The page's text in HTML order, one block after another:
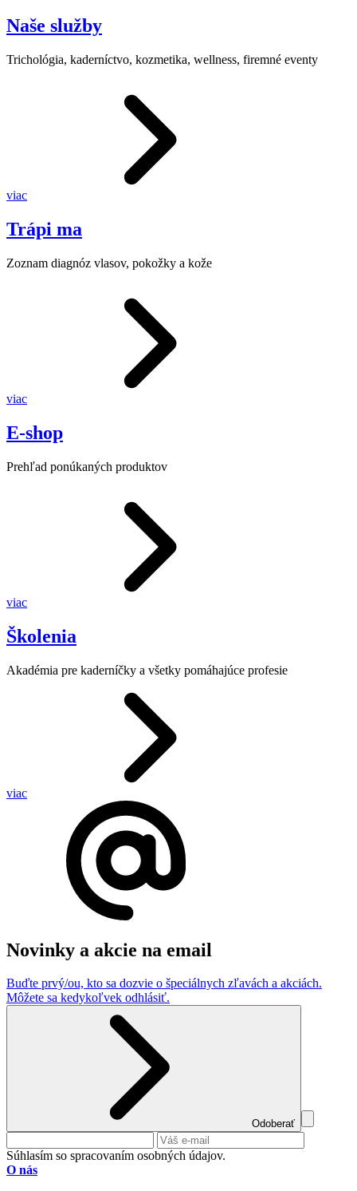
Naše služby
Trichológia, kaderníctvo, kozmetika, wellness, firemné eventy
viac
Trápi ma
Zoznam diagnóz vlasov, pokožky a kože
viac
E-shop
Prehľad ponúkaných produktov
viac
Školenia
Akadémia pre kaderníčky a všetky pomáhajúce profesie
viac
Novinky a akcie na email
Buďte prvý/ou, kto sa dozvie o špeciálnych zľavách a akciách.
Môžete sa kedykoľvek odhlásiť.
Odoberať
Súhlasím so spracovaním osobných údajov.
O nás